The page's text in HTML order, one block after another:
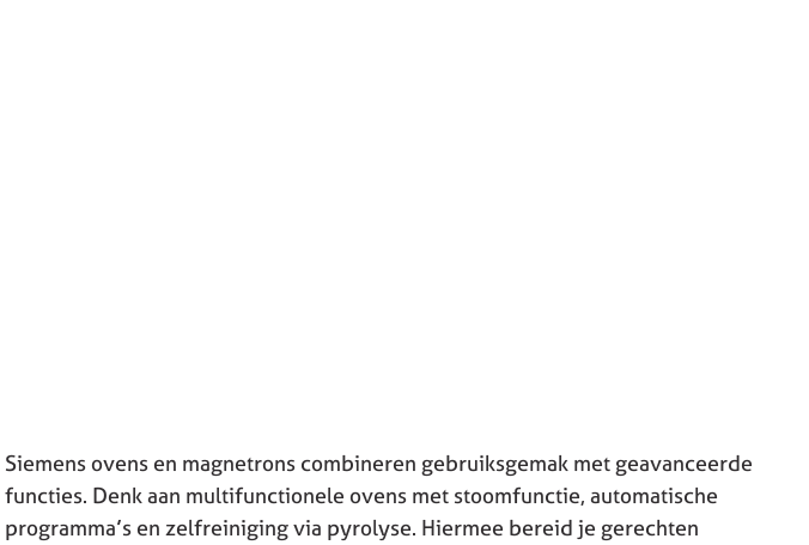
Siemens ovens en magnetrons combineren gebruiksgemak met geavanceerde
functies. Denk aan multifunctionele ovens met stoomfunctie, automatische
programma’s en zelfreiniging via pyrolyse. Hiermee bereid je gerechten